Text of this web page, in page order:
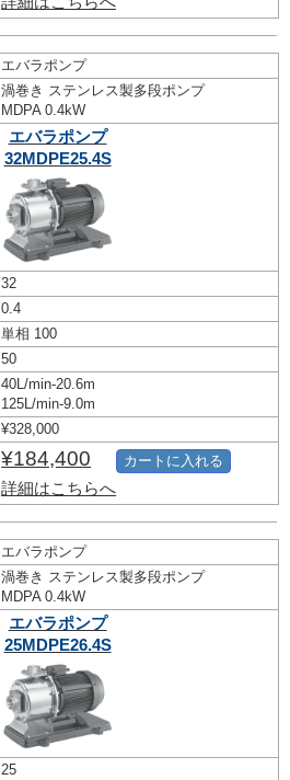
エバラポンプ
渦巻き ステンレス製多段ポンプ
MDPA 0.4kW
エバラポンプ
32MDPE25.4S
32
0.4
単相 100
50
40L/min-20.6m
125L/min-9.0m
¥328,000
¥184,400
詳細はこちらへ
カートに入れる
エバラポンプ
渦巻き ステンレス製多段ポンプ
MDPA 0.4kW
エバラポンプ
25MDPE26.4S
25